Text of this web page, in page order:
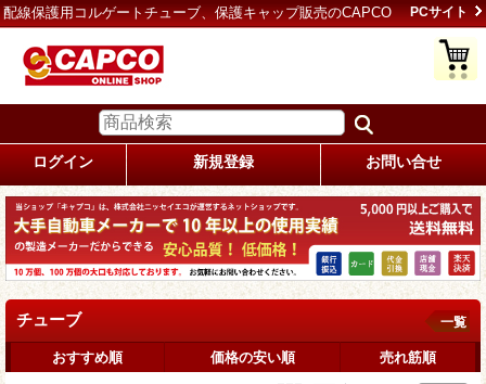
配線保護用コルゲートチューブ、保護キャップ販売のCAPCO PCサイト
ログイン 新規登録 お問い合せ
チューブ 一覧
おすすめ順 価格の安い順 売れ筋順